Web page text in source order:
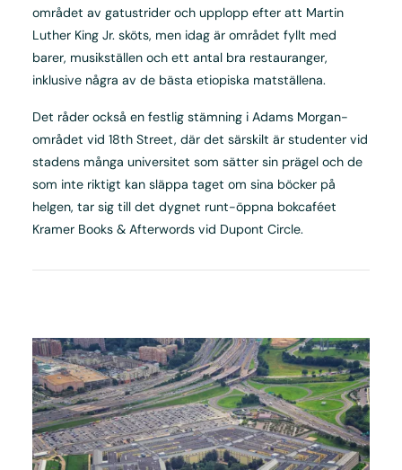
området av gatustrider och upplopp efter att Martin
Luther King Jr. sköts, men idag är området fyllt med
barer, musikställen och ett antal bra restauranger,
inklusive några av de bästa etiopiska matställena.
Det råder också en festlig stämning i Adams Morgan-
området vid 18th Street, där det särskilt är studenter vid
stadens många universitet som sätter sin prägel och de
som inte riktigt kan släppa taget om sina böcker på
helgen, tar sig till det dygnet runt-öppna bokcaféet
Kramer Books & Afterwords vid Dupont Circle.